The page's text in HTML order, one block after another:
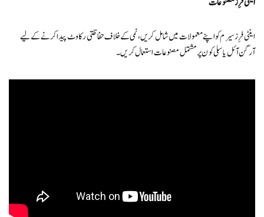
اینٹی فرِز سیرم کو اپنے معمولات میں شامل کریں، نمی کے خلاف حفاظتی رکاوٹ پیدا کرنے کے لیے
آرگن آئل یا سلی کون پر مشتمل مصنوعات استعمال کریں۔